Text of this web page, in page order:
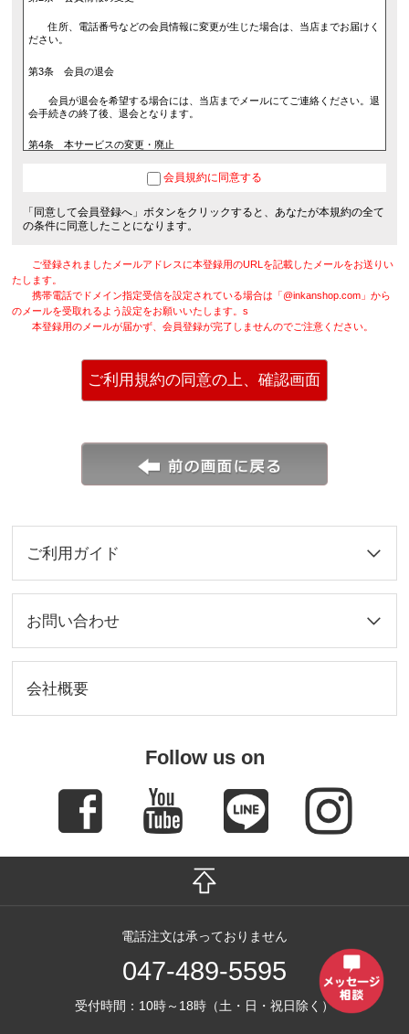
住所、電話番号などの会員情報に変更が生じた場合は、当店までお届けく
ださい。
第3条 会員の退会
会員が退会を希望する場合には、当店までメールにてご連絡ください。退
会手続きの終了後、退会となります。
第4条 本サービスの変更・廃止
当店の判断により、本サービスを変更・廃止をすることが出来るものとし
第5条 個人情報の収集・保有・管理・利用
といいます）につき必要な保護措置を行ったうえで、以下のとおり取り扱うこ
とに同意するものとします。
1 当社は、以下の個人情報に関する情報を取得します。氏名、性別、生
年月日、住所、電話番号、FAX番号、メールアドレス、商品購買履歴。
2 当社は、取得した個人情報を下記の目的で利用します。但し、会員
が各種ご案内について中止の申し入れを行ったとき、当社は業務、運営上支障
(2) ショッピングの受付、配送、それに付随した連絡
(3) 当社からのメール・DMによる商品情報・生活情報・アフターサービ
ス・各種ご優待等のご案内
(4) ご意見、ご感想、アンケート等の依頼
(7) マーケティングデータ政策立案
し、共同利用会社がこれを利用する事
ご指定の場所へお届けしたにもかかわらず、会員様またはその指定する者
ご注文商品を保管いたします。この場合、商品保管料を申し受けることができ
るものとします。
会員様が前項の期間内にご注文商品を引き取らない場合は、会員様による
天災地変、法令の制定改廃、交通事故、公権力の行使に基づく処分、輸送
滞、弊社仕入商品の初期不良、その他やむを得ない事情により、ご注文商品の
により会員様にご通知いたします。ただし、これにより会員様が損害を被って
会員規約に同意する
「同意して会員登録へ」ボタンをクリックすると、あなたが本規約の全て
の条件に同意したことになります。
ご登録されましたメールアドレスに本登録用のURLを記載したメールをお送りい
たします。
携帯電話でドメイン指定受信を設定されている場合は「@inkanshop.com」から
のメールを受取れるよう設定をお願いいたします。s
本登録用のメールが届かず、会員登録が完了しませんのでご注意ください。
ご利用規約の同意の上、確認画面
ご利用ガイド
お問い合わせ
会社概要
Follow us on
電話注文は承っておりません
047-489-5595
受付時間：10時～18時（土・日・祝日除く）